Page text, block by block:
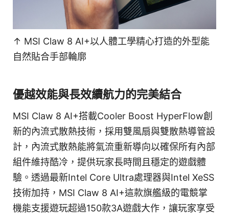
↑ MSI Claw 8 AI+以人體工學精心打造的外型能
自然貼合手部輪廓
優越效能與長效續航力的完美結合
MSI Claw 8 AI+搭載Cooler Boost HyperFlow創
新的內流式散熱技術，採用雙風扇與雙散熱導管設
計，內流式散熱能將氣流重新導向以確保所有內部
組件維持酷冷，提供玩家長時間且穩定的遊戲體
驗。透過最新Intel Core Ultra處理器與Intel XeSS
技術加持，MSI Claw 8 AI+這款旗艦級的電競掌
機能支援遊玩超過150款3A遊戲大作，讓玩家享受